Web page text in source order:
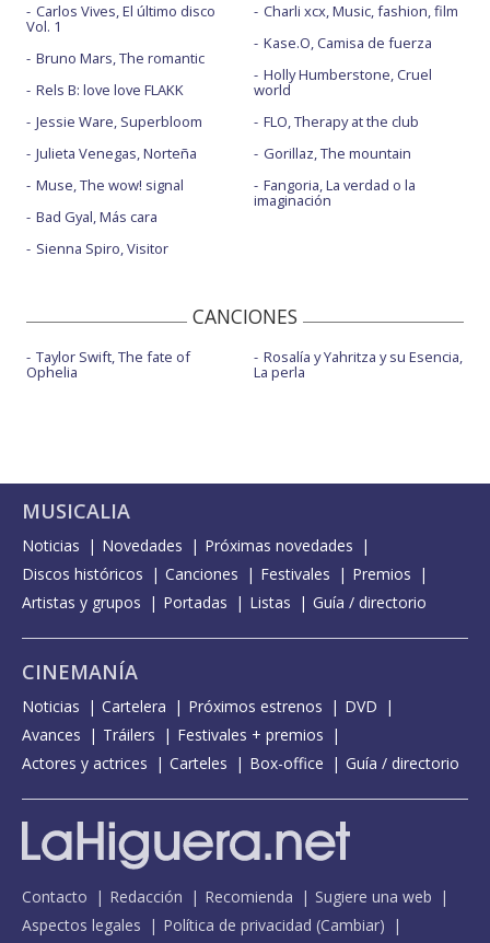
Carlos Vives, El último disco
Vol. 1
Bruno Mars, The romantic
Rels B: love love FLAKK
Jessie Ware, Superbloom
Julieta Venegas, Norteña
Muse, The wow! signal
Bad Gyal, Más cara
Sienna Spiro, Visitor
Charli xcx, Music, fashion, film
Kase.O, Camisa de fuerza
Holly Humberstone, Cruel
world
FLO, Therapy at the club
Gorillaz, The mountain
Fangoria, La verdad o la
imaginación
CANCIONES
Taylor Swift, The fate of
Ophelia
Rosalía y Yahritza y su Esencia,
La perla
MUSICALIA
Noticias Novedades
Próximas novedades
Discos históricos
Canciones Festivales
Premios
Artistas y grupos
Portadas Listas Guía / directorio
CINEMANÍA
Noticias Cartelera Próximos estrenos
DVD
Avances
Tráilers
Festivales + premios
Actores y actrices
Carteles Box-office Guía / directorio
Contacto Redacción Recomienda
Sugiere una web
Aspectos legales
Política de privacidad (Cambiar)